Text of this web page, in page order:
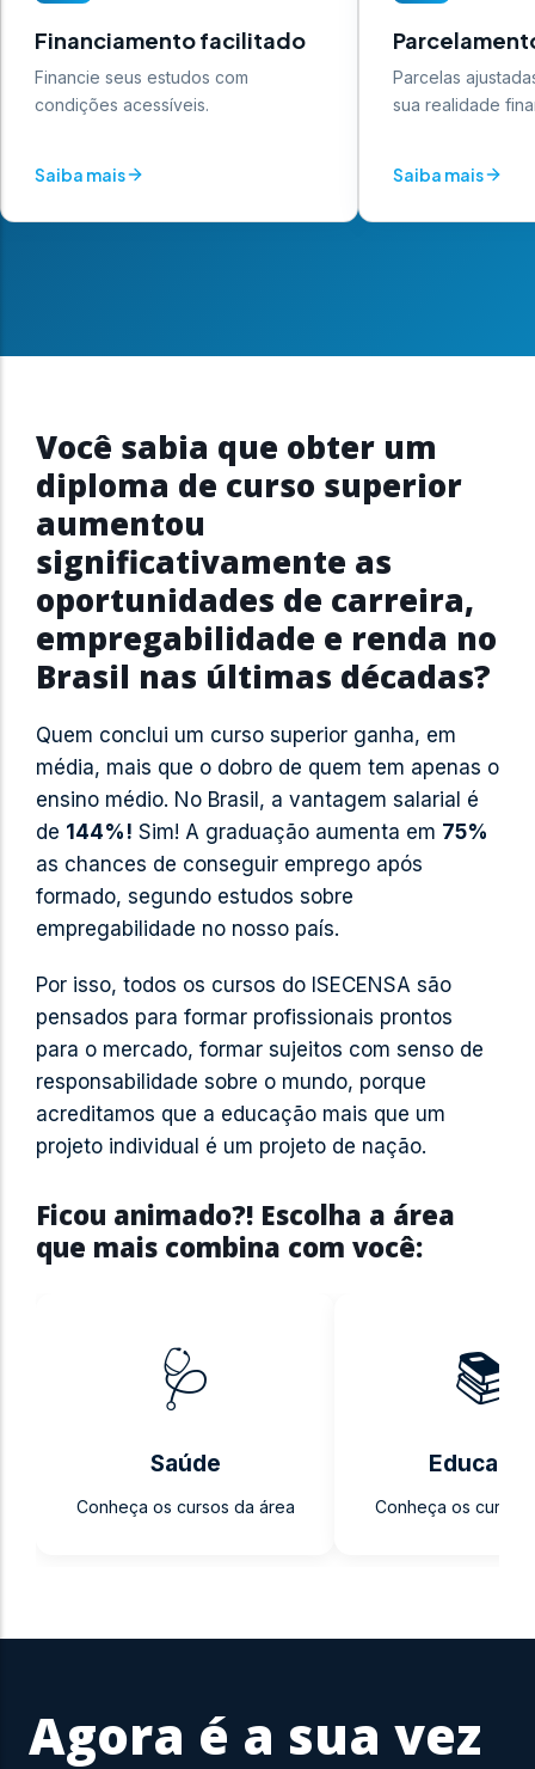
Financiamento facilitado
Financie seus estudos com
condições acessíveis.
Saiba mais
Parcelas
sua realidade
Saiba mais
Você sabia que obter um
diploma de curso superior
aumentou
significativamente as
oportunidades de carreira,
empregabilidade e renda no
Brasil nas últimas décadas?
Quem conclui um curso superior ganha, em
média, mais que o dobro de quem tem apenas o
ensino médio. No Brasil, a vantagem salarial é
de 144%! Sim! A graduação aumenta em 75%
as chances de conseguir emprego após
formado, segundo estudos sobre
empregabilidade no nosso país.
Por isso, todos os cursos do ISECENSA são
pensados para formar profissionais prontos
para o mercado, formar sujeitos com senso de
responsabilidade sobre o mundo, porque
acreditamos que a educação mais que um
projeto individual é um projeto de nação.
Ficou animado?! Escolha a área
que mais combina com você:
🩺
Saúde
Conheça os cursos da área
📚
Conheça os cursos
Agora é a sua vez